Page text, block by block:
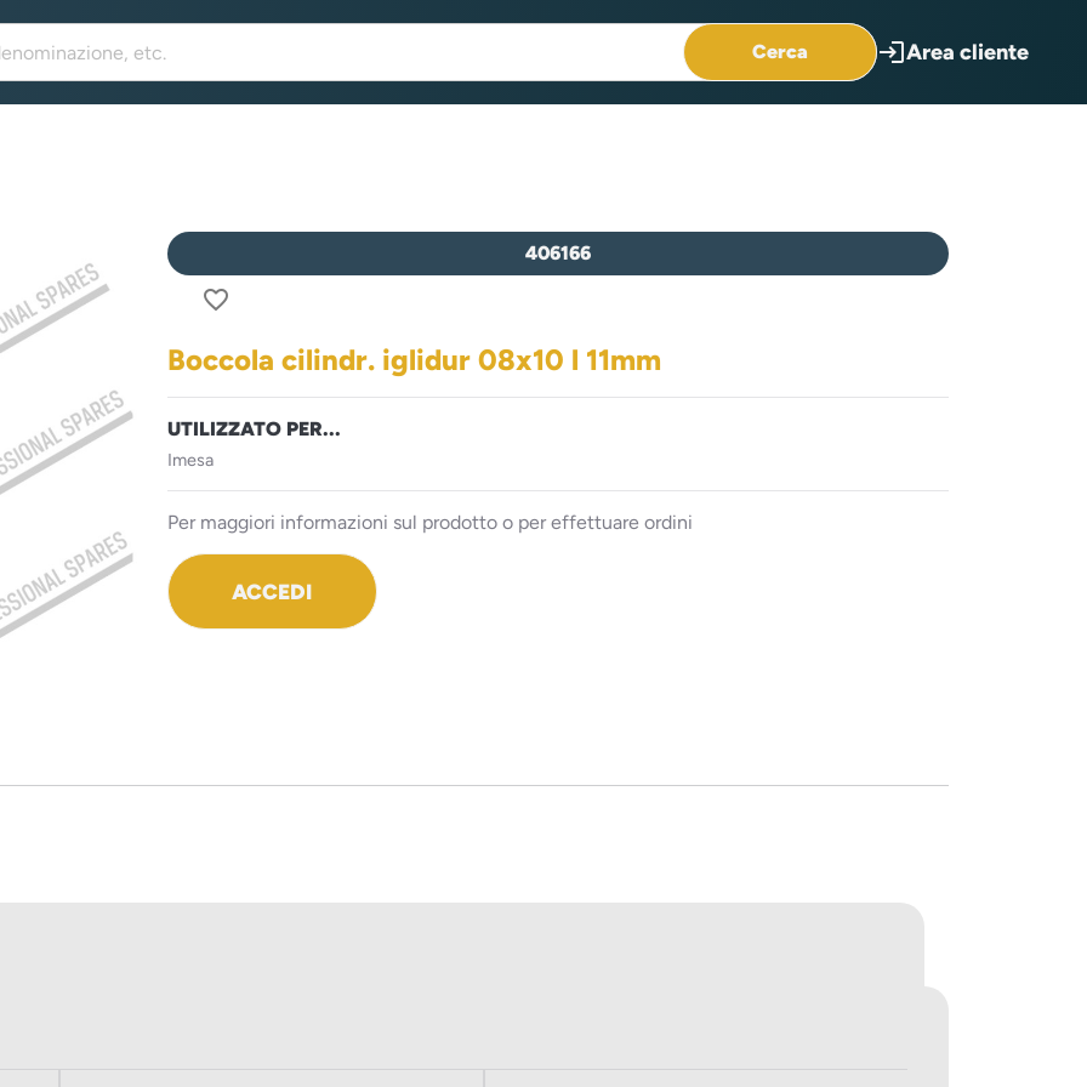
Cerca loginArea cliente
406166
favorite_border
Boccola cilindr. iglidur 08x10 l 11mm
UTILIZZATO PER...
Imesa
Per maggiori informazioni sul prodotto o per effettuare ordini
ACCEDI